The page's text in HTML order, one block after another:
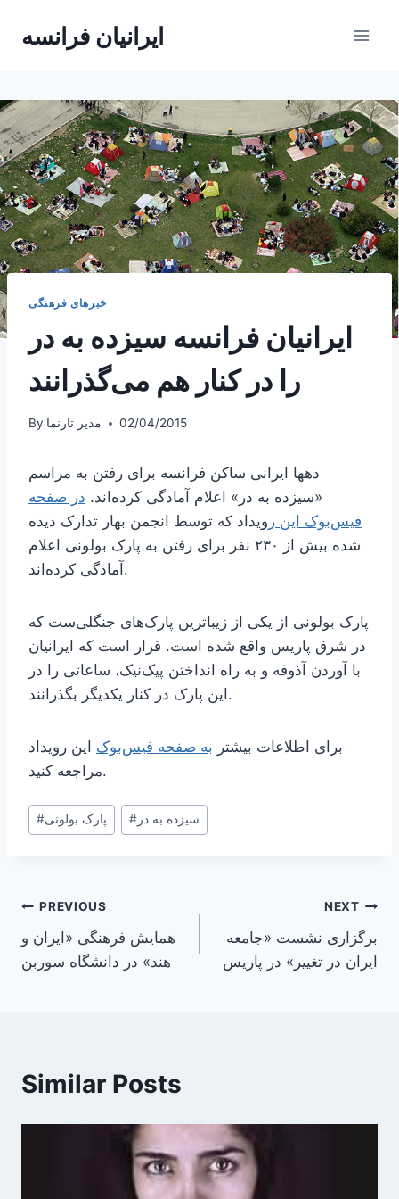
ایرانیان فرانسه
خبرهای فرهنگی
ایرانیان فرانسه سیزده به در
را در کنار هم می‌گذرانند
By مدیر تارنما 02/04/2015
دهها ایرانی ساکن فرانسه برای رفتن به مراسم
«سیزده به در» اعلام آمادگی کرده‌اند. در صفحه
فیس‌بوک این ر ویداد که توسط انجمن بهار تدارک دیده
شده بیش از ۲۳۰ نفر برای رفتن به پارک بولونی اعلام
آمادگی کرده‌اند.
پارک بولونی از یکی از زیباترین پارک‌های جنگلی‌ست که
در شرق پاریس واقع شده است. قرار است که ایرانیان
با آوردن آذوقه و به راه انداختن پیک‌نیک، ساعاتی را در
این پارک در کنار یکدیگر بگذرانند.
برای اطلاعات بیشتر به صفحه فیس‌بوک این رویداد
مراجعه کنید.
Post
Tags:
#پارک بولونی # سیزده به در
Post
navigation
PREVIOUS
همایش فرهنگی «ایران و
هند» در دانشگاه سوربن
NEXT
برگزاری نشست «جامعه
ایران در تغییر» در پاریس
Similar Posts